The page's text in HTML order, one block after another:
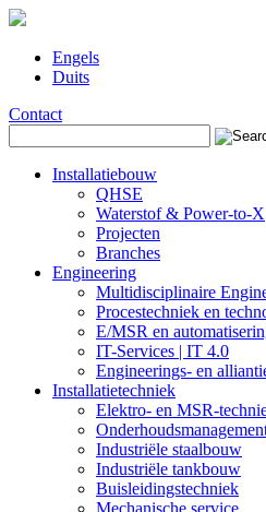
Engels
Duits
Contact
Installatiebouw
QHSE
Waterstof & Power-to-X
Projecten
Branches
Engineering
Multidisciplinaire
Procestechniek en
E/MSR en
IT-Services | IT 4.0
Engineerings- en
Installatietechniek
Elektro- en MSR-
Industriële staalbouw
Industriële tankbouw
Buisleidingstechniek
Mechanische service